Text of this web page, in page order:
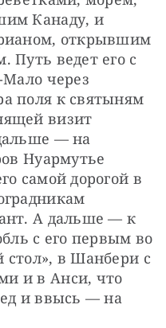
Канаду, и
открывшим
Путь ведет его с
Мало через
поля к святыням
визит
— на
Нуармутье
самой дорогой в
А дальше — к
с его первым во
в Шанбери с
и в Анси, что
и ввысь — на